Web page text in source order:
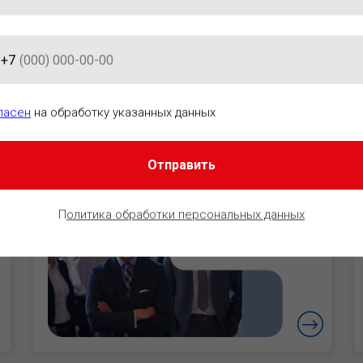
ПРАВОВОГО
Руководители
Уверенность в
безопасности
+7
на обработку указанных данных
Отправить
Политика обработки персональных данных